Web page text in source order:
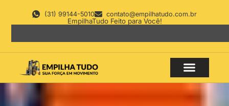
(31) 99144-5010 contato@empilhatudo.com.br
EmpilhaTudo Feito para Você!